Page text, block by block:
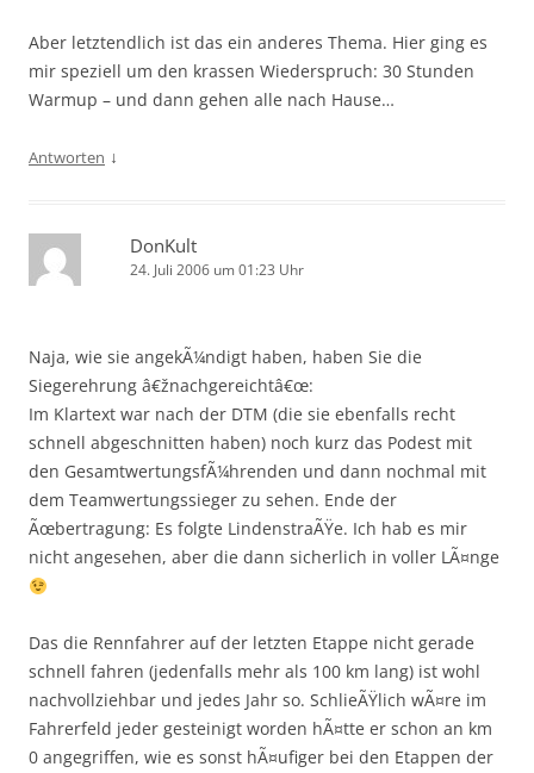
Aber letztendlich ist das ein anderes Thema. Hier ging es
mir speziell um den krassen Wiederspruch: 30 Stunden
Warmup – und dann gehen alle nach Hause…
Antworten ↓
DonKult
24. Juli 2006 um 01:23 Uhr
Naja, wie sie angekÃ¼ndigt haben, haben Sie die
Siegerehrung â€žnachgereichtâ€œ:
Im Klartext war nach der DTM (die sie ebenfalls recht
schnell abgeschnitten haben) noch kurz das Podest mit
den GesamtwertungsfÃ¼hrenden und dann nochmal mit
dem Teamwertungssieger zu sehen. Ende der
Ãœbertragung: Es folgte LindenstraÃŸe. Ich hab es mir
nicht angesehen, aber die dann sicherlich in voller LÃ¤nge
Das die Rennfahrer auf der letzten Etappe nicht gerade
schnell fahren (jedenfalls mehr als 100 km lang) ist wohl
nachvollziehbar und jedes Jahr so. SchlieÃŸlich wÃ¤re im
Fahrerfeld jeder gesteinigt worden hÃ¤tte er schon an km
0 angegriffen, wie es sonst hÃ¤ufiger bei den Etappen der